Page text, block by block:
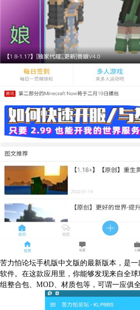
苦力怕论坛手机版中文版的最新版本，是
软件。在这款应用里，你能够发现来自全
组整合包、MOD、材质包等，可谓一应俱